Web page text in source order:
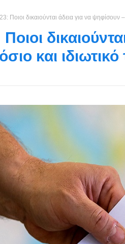
Ποιοι δικαιούνται άδεια για να ψηφίσουν –
και